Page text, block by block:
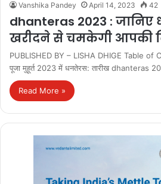
Vanshika Pandey April 14, 2023 42
dhanteras 2023 :
खरीदने से चमकेगी आपकी
PUBLISHED BY – LISHA DHIGE Table
पूजा मुहूर्त 2023 में धनतेरस: तारीख dhanteras
Read More »